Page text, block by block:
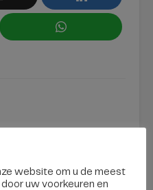
website om u de meest
uw voorkeuren en